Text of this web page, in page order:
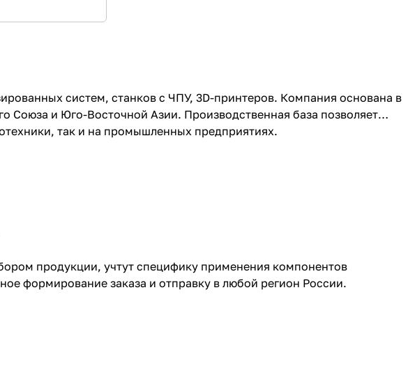
систем, станков с ЧПУ, 3D-принтеров. Компания основана в
Союза и Юго-Восточной Азии. Производственная база позволяет
так и на промышленных предприятиях.
продукции, учтут специфику применения компонентов
формирование заказа и отправку в любой регион России.